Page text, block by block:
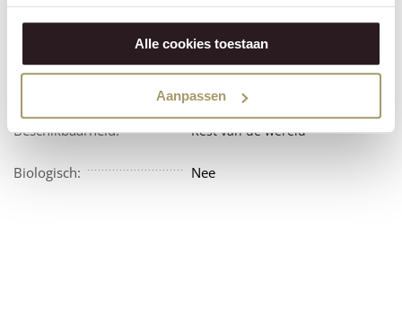
Alle cookies toestaan
Aanpassen
Nee
Beschikbaarheid: Rest van de wereld
Biologisch: Nee